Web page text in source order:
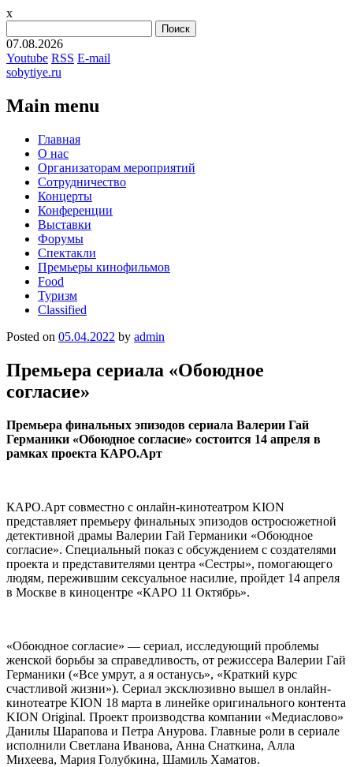
x
07.08.2026
Youtube RSS E-mail
sobytiye.ru
Main menu
Skip
content
Главная
О нас
Организаторам мероприятий
Сотрудничество
Концерты
Конференции
Выставки
Форумы
Спектакли
Премьеры кинофильмов
Food
Туризм
Сlassified
Posted on 05.04.2022 by admin
Премьера сериала «Обоюдное
согласие»
Премьера финальных эпизодов сериала Валерии Гай
Германики «Обоюдное согласие» состоится 14 апреля в
рамках проекта КАРО.Арт
КАРО.Арт совместно с онлайн-кинотеатром KION
представляет премьеру финальных эпизодов остросюжетной
детективной драмы Валерии Гай Германики «Обоюдное
согласие». Специальный показ с обсуждением с создателями
проекта и представителями центра «Сестры», помогающего
людям, пережившим сексуальное насилие, пройдет 14 апреля
в Москве в киноцентре «КАРО 11 Октябрь».
«Обоюдное согласие» — сериал, исследующий проблемы
женской борьбы за справедливость, от режиссера Валерии Гай
Германики («Все умрут, а я останусь», «Краткий курс
счастливой жизни»). Сериал эксклюзивно вышел в онлайн-
кинотеатре KION 18 марта в линейке оригинального контента
KION Original. Проект производства компании «Медиаслово»
Данилы Шарапова и Петра Анурова. Главные роли в сериале
исполнили Светлана Иванова, Анна Снаткина, Алла
Михеева, Мария Голубкина, Шамиль Хаматов.